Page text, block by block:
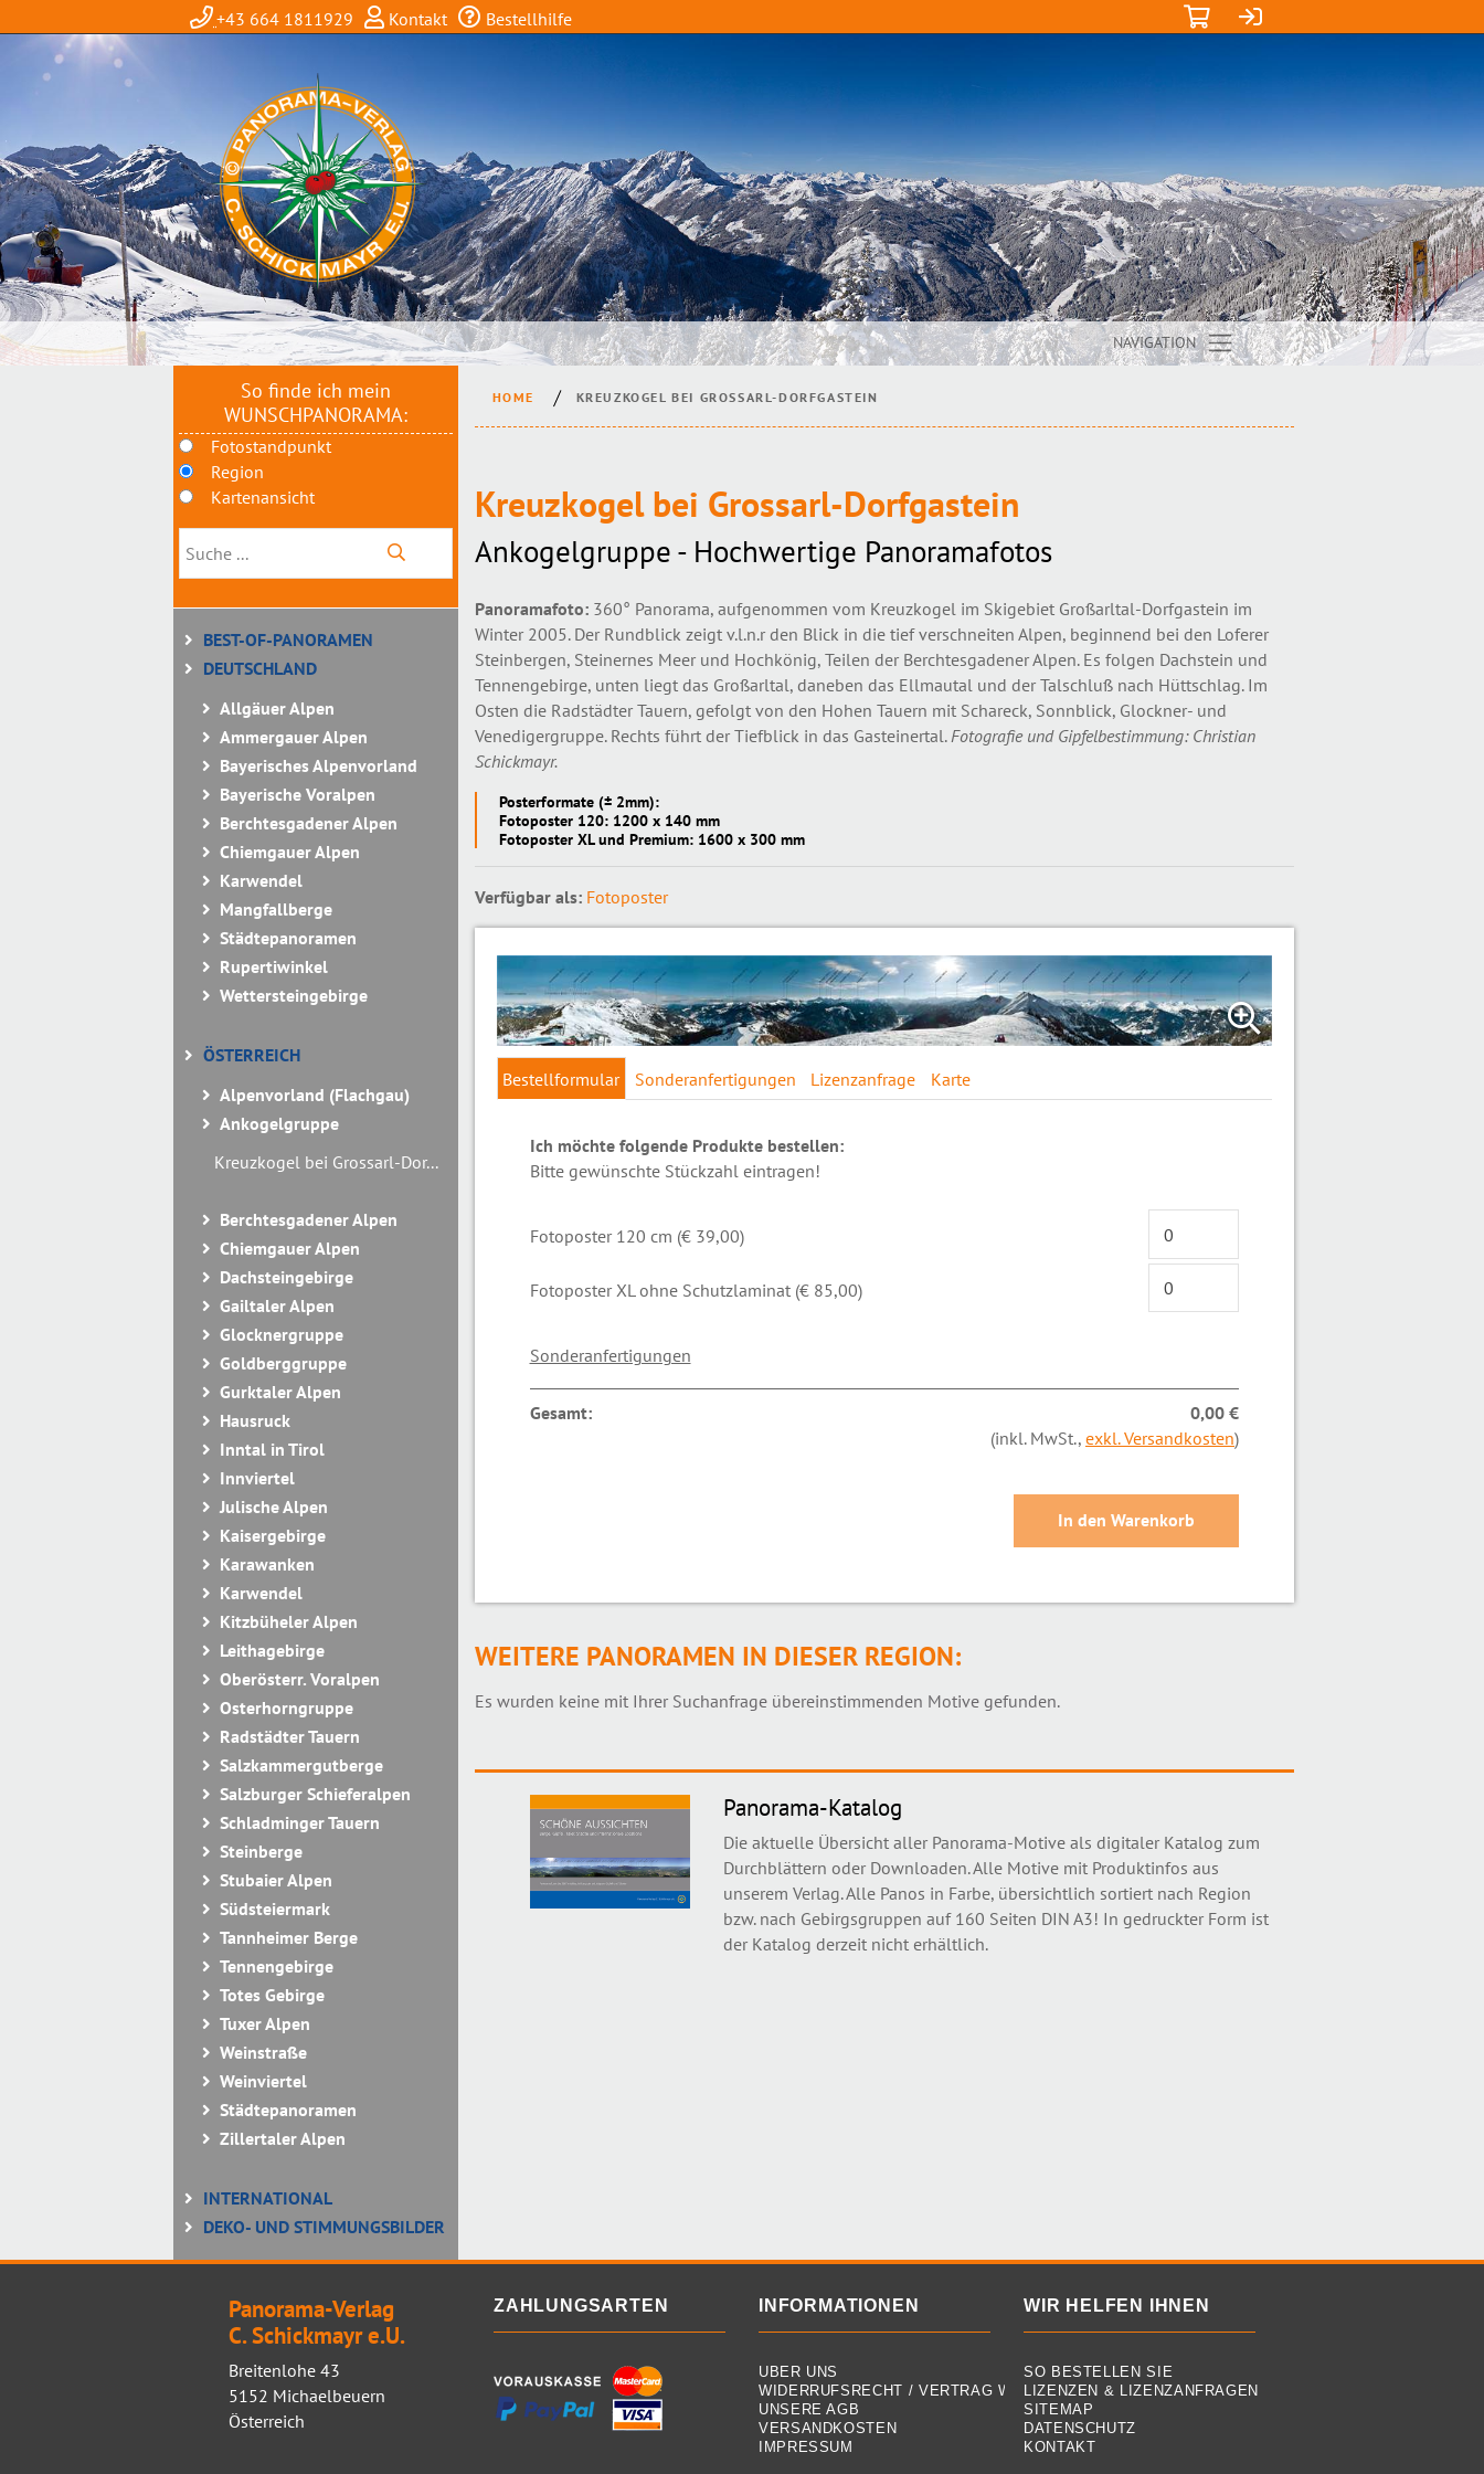
+43 664 1811929 Kontakt Bestellhilfe
NAVIGATION
So finde ich mein
WUNSCHPANORAMA:
Fotostandpunkt
Region
Kartenansicht
BEST-OF-PANORAMEN
DEUTSCHLAND
Allgäuer Alpen
Ammergauer Alpen
Bayerisches Alpenvorland
Bayerische Voralpen
Berchtesgadener Alpen
Chiemgauer Alpen
Karwendel
Mangfallberge
Städtepanoramen
Rupertiwinkel
Wettersteingebirge
ÖSTERREICH
Alpenvorland (Flachgau)
Ankogelgruppe
Kreuzkogel bei Grossarl-Dor...
Berchtesgadener Alpen
Chiemgauer Alpen
Dachsteingebirge
Gailtaler Alpen
Glocknergruppe
Goldberggruppe
Gurktaler Alpen
Hausruck
Inntal in Tirol
Innviertel
Julische Alpen
Kaisergebirge
Karawanken
Karwendel
Kitzbüheler Alpen
Leithagebirge
Oberösterr. Voralpen
Osterhorngruppe
Radstädter Tauern
Salzkammergutberge
Salzburger Schieferalpen
Schladminger Tauern
Steinberge
Stubaier Alpen
Südsteiermark
Tannheimer Berge
Tennengebirge
Totes Gebirge
Tuxer Alpen
Weinstraße
Weinviertel
Städtepanoramen
Zillertaler Alpen
INTERNATIONAL
DEKO- UND STIMMUNGSBILDER
HOME KREUZKOGEL BEI GROSSARL-DORFGASTEIN
Kreuzkogel bei Grossarl-Dorfgastein
Ankogelgruppe - Hochwertige Panoramafotos
Panoramafoto:360° Panorama, aufgenommen vom Kreuzkogel im Skigebiet Großarltal-Dorfgastein im
Winter 2005. Der Rundblick zeigt v.l.n.r den Blick in die tief verschneiten Alpen, beginnend bei den Loferer
Steinbergen, Steinernes Meer und Hochkönig, Teilen der Berchtesgadener Alpen. Es folgen Dachstein und
Tennengebirge, unten liegt das Großarltal, daneben das Ellmautal und der Talschluß nach Hüttschlag. Im
Osten die Radstädter Tauern, gefolgt von den Hohen Tauern mit Schareck, Sonnblick, Glockner- und
Venedigergruppe. Rechts führt der Tiefblick in das Gasteinertal.Fotografie und Gipfelbestimmung: Christian
Schickmayr.
Posterformate (± 2mm):
Fotoposter 120: 1200 x 140 mm
Fotoposter XL und Premium: 1600 x 300 mm
Verfügbar als: Fotoposter
Bestellformular Sonderanfertigungen Lizenzanfrage Karte
Ich möchte folgende Produkte bestellen:
Bitte gewünschte Stückzahl eintragen!
Fotoposter 120 cm (€ 39,00)
Fotoposter XL ohne Schutzlaminat (€ 85,00)
Sonderanfertigungen
Gesamt:
0,00 €
(inkl. MwSt., exkl. Versandkosten)
WEITERE PANORAMEN IN DIESER REGION:
Es wurden keine mit Ihrer Suchanfrage übereinstimmenden Motive gefunden.
Panorama-Katalog
Die aktuelle Übersicht aller Panorama-Motive als digitaler Katalog zum
Durchblättern oder Downloaden. Alle Motive mit Produktinfos aus
unserem Verlag. Alle Panos in Farbe, übersichtlich sortiert nach Region
bzw. nach Gebirgsgruppen auf 160 Seiten DIN A3! In gedruckter Form ist
der Katalog derzeit nicht erhältlich.
Panorama-Verlag
C. Schickmayr e.U.
Breitenlohe 43
5152 Michaelbeuern
Österreich
ZAHLUNGSARTEN INFORMATIONEN
ÜBER UNS
WIDERRUFSRECHT / VERTRAG WIDERRUFEN
UNSERE AGB
VERSANDKOSTEN
IMPRESSUM
WIR HELFEN IHNEN
SO BESTELLEN SIE
LIZENZEN & LIZENZANFRAGEN
SITEMAP
DATENSCHUTZ
KONTAKT